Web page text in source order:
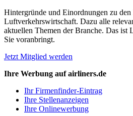
Hintergründe und Einordnungen zu
Luftverkehrswirtschaft. Dazu alle
aktuellen Themen der Branche. Das ist
Sie voranbringt.
Jetzt Mitglied werden
Ihre Werbung auf airliners.de
Ihr Firmenfinder-Eintrag
Ihre Stellenanzeigen
Ihre Onlinewerbung